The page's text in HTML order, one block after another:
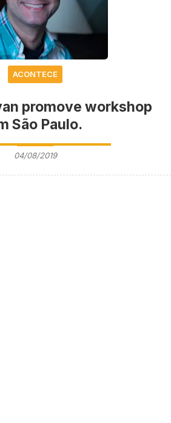
ACONTECE
promove workshop
São Paulo.
04/08/2019